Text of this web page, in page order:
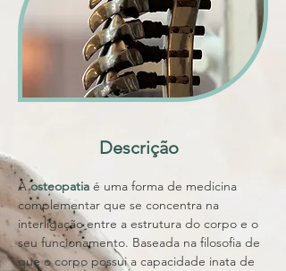
Descrição
A osteopatia é uma forma de medicina
complementar que se concentra na
interligação entre a estrutura do corpo e o
seu funcionamento. Baseada na filosofia de
que o corpo possui a capacidade inata de